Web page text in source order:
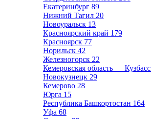
Екатеринбург 89
Нижний Тагил 20
Новоуральск 13
Красноярский край 179
Красноярск 77
Норильск 42
Железногорск 22
Кемеровская область — Кузбасс
Новокузнецк 29
Кемерово 28
Юрга 15
Республика Башкортостан 164
Уфа 68